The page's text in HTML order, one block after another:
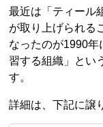
最近は「ティール
が取り上げられる
なったのが1990年
習する組織」とい
す。
詳細は、下記に譲